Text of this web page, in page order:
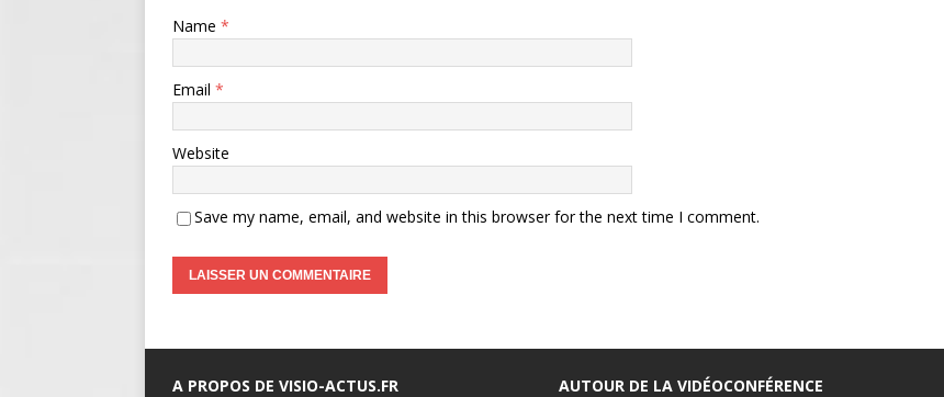
Name *
Email *
Website
Save my name, email, and website in this browser for the next time I comment.
A PROPOS DE VISIO-ACTUS.FR AUTOUR DE LA VIDÉOCONFÉRENCE